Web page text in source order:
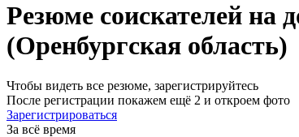
Резюме соискателей на
(Оренбургская область)
Чтобы видеть все резюме, зарегистрируйтесь
После регистрации покажем ещё 2 и откроем фото
Зарегистрироваться
За всё время